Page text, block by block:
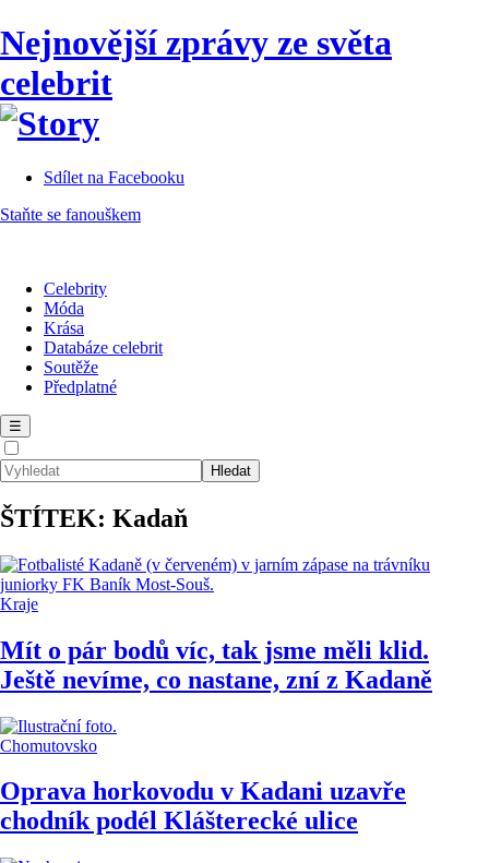
Nejnovější zprávy ze světa
celebrit
Sdílet na Facebooku
Staňte se fanouškem
Celebrity
Móda
Krása
Databáze celebrit
Soutěže
Předplatné
☰
ŠTÍTEK: Kadaň
Kraje
Mít o pár bodů víc, tak jsme měli klid.
Ještě nevíme, co nastane, zní z Kadaně
Chomutovsko
Oprava horkovodu v Kadani uzavře
chodník podél Klášterecké ulice